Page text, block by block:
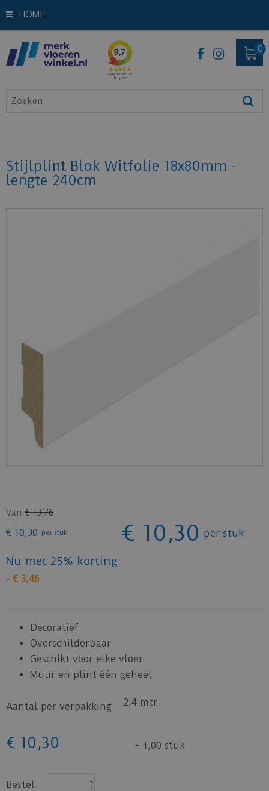
HOME
Stijlplint Blok Witfolie 18x80mm -
lengte 240cm
Van € 13,76
€ 10,30 per stuk € 10,30 per stuk
Nu met 25% korting
- € 3,46
Decoratief
Overschilderbaar
Geschikt voor elke vloer
Muur en plint één geheel
Aantal per verpakking 2,4 mtr
€ 10 ,30 = 1,00 stuk
Bestel